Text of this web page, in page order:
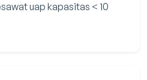
uap kapasitas < 10